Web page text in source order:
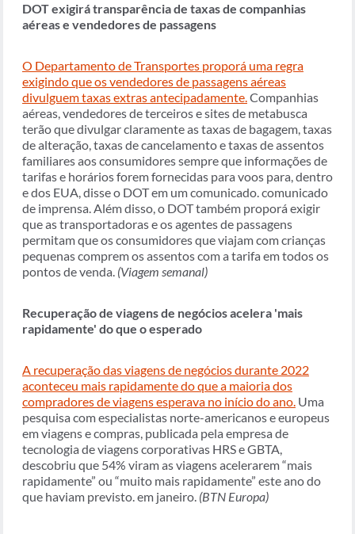
DOT exigirá transparência de taxas de companhias
aéreas e vendedores de passagens
O Departamento de Transportes proporá uma regra
exigindo que os vendedores de passagens aéreas
divulguem taxas extras antecipadamente.Companhias
aéreas, vendedores de terceiros e sites de metabusca
terão que divulgar claramente as taxas de bagagem, taxas
de alteração, taxas de cancelamento e taxas de assentos
familiares aos consumidores sempre que informações de
tarifas e horários forem fornecidas para voos para, dentro
e dos EUA, disse o DOT em um comunicado. comunicado
de imprensa. Além disso, o DOT também proporá exigir
que as transportadoras e os agentes de passagens
permitam que os consumidores que viajam com crianças
pequenas comprem os assentos com a tarifa em todos os
pontos de venda. (Viagem semanal)
Recuperação de viagens de negócios acelera 'mais
rapidamente' do que o esperado
A recuperação das viagens de negócios durante 2022
aconteceu mais rapidamente do que a maioria dos
compradores de viagens esperava no início do ano. Uma
pesquisa com especialistas norte-americanos e europeus
em viagens e compras, publicada pela empresa de
tecnologia de viagens corporativas HRS e GBTA,
descobriu que 54% viram as viagens acelerarem “mais
rapidamente” ou “muito mais rapidamente” este ano do
que haviam previsto. em janeiro. (BTN Europa)